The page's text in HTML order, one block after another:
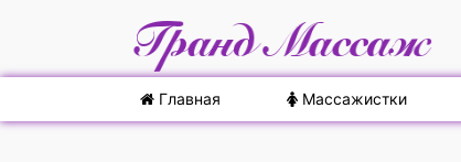
Главная Массажистки